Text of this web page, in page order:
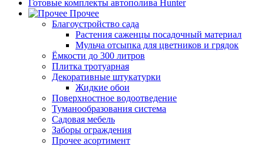
Готовые комплекты автополива Hunter
Прочее
Благоустройство сада
Растения саженцы посадочный материал
Мульча отсыпка для цветников и грядок
Ёмкости до 300 литров
Плитка тротуарная
Декоративные штукатурки
Жидкие обои
Поверхностное водоотведение
Туманообразования система
Садовая мебель
Заборы ограждения
Прочее асортимент